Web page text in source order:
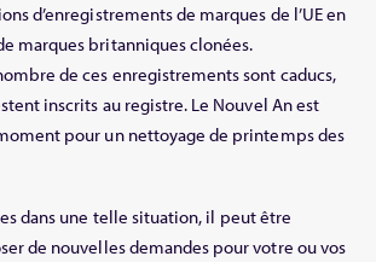
d’enregistrements de marques de l’UE en
marques britanniques clonées.
de ces enregistrements sont caducs,
inscrits au registre. Le Nouvel An est
pour un nettoyage de printemps des
dans une telle situation, il peut être
de nouvelles demandes pour votre ou vos